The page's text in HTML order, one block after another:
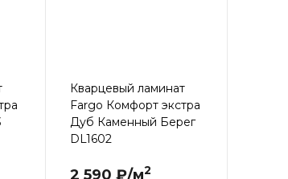
Кварцевый ламинат
Fargo Комфорт экстра
Дуб Каменный Берег
DL1602
2 590 ₽/м2